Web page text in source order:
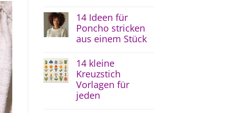
14 Ideen für
Poncho stricken
aus einem Stück
14 kleine
Kreuzstich
Vorlagen für
jeden